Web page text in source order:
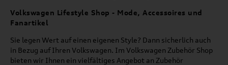
Volkswagen Lifestyle Shop - Mode, Accessoires und
Fanartikel
Sie legen Wert auf einen eigenen Style? Dann sicherlich auch
in Bezug auf Ihren Volkswagen. Im Volkswagen Zubehör Shop
bieten wir Ihnen ein vielfältiges Angebot an Zubehör